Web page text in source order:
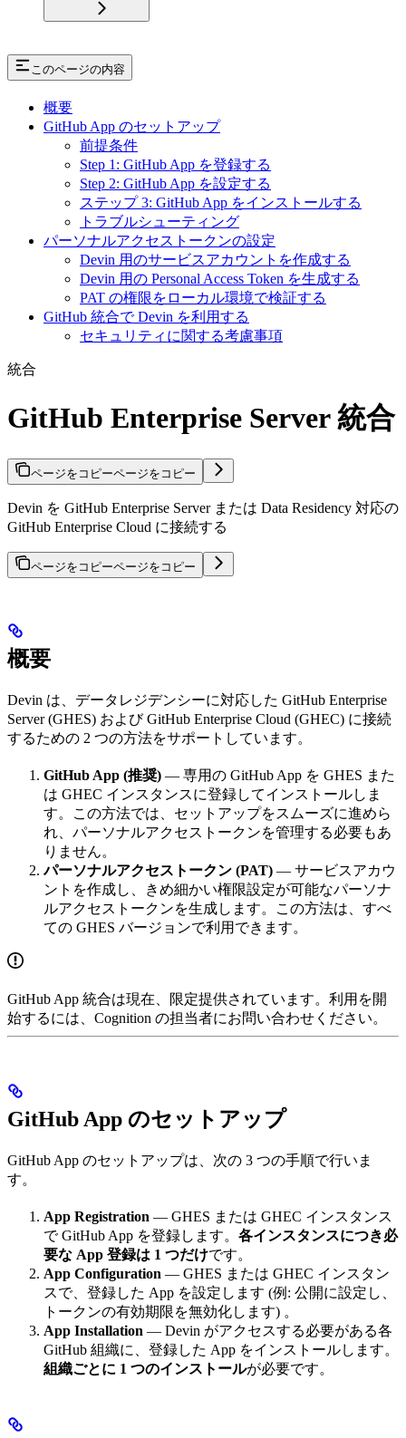
このページの内容
概要
GitHub App のセットアップ
前提条件
Step 1: GitHub App を登録する
Step 2: GitHub App を設定する
ステップ 3: GitHub App をインストールする
トラブルシューティング
パーソナルアクセストークンの設定
Devin 用のサービスアカウントを作成する
Devin 用の Personal Access Token を生成する
PAT の権限をローカル環境で検証する
GitHub 統合で Devin を利用する
セキュリティに関する考慮事項
統合
GitHub Enterprise Server 統合
ページをコピーページをコピー
Devin を GitHub Enterprise Server または Data Residency 対応の
GitHub Enterprise Cloud に接続する
ページをコピーページをコピー
概要
Devin は、データレジデンシーに対応した GitHub Enterprise
Server (GHES) および GitHub Enterprise Cloud (GHEC) に接続
するための 2 つの方法をサポートしています。
GitHub App (推奨) — 専用の GitHub App を GHES また
は GHEC インスタンスに登録してインストールしま
す。この方法では、セットアップをスムーズに進めら
れ、パーソナルアクセストークンを管理する必要もあ
りません。
パーソナルアクセストークン (PAT) — サービスアカウ
ントを作成し、きめ細かい権限設定が可能なパーソナ
ルアクセストークンを生成します。この方法は、すべ
ての GHES バージョンで利用できます。
GitHub App 統合は現在、限定提供されています。利用を開
始するには、Cognition の担当者にお問い合わせください。
GitHub App のセットアップ
GitHub App のセットアップは、次の 3 つの手順で行いま
す。
App Registration — GHES または GHEC インスタンス
で GitHub App を登録します。 各インスタンスにつき必
要な App 登録は 1 つだけです。
App Configuration — GHES または GHEC インスタン
スで、登録した App を設定します (例: 公開に設定し、
トークンの有効期限を無効化します) 。
App Installation — Devin がアクセスする必要がある各
GitHub 組織に、登録した App をインストールします。
組織ごとに 1 つのインストールが必要です。